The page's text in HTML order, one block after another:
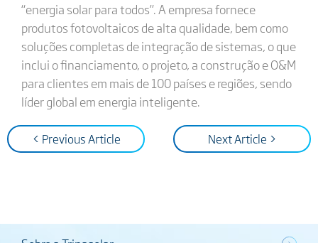
“energia solar para todos”. A empresa fornece
produtos fotovoltaicos de alta qualidade, bem como
soluções completas de integração de sistemas, o que
inclui o financiamento, o projeto, a construção e O&M
para clientes em mais de 100 países e regiões, sendo
líder global em energia inteligente.
< Previous Article Next Article >